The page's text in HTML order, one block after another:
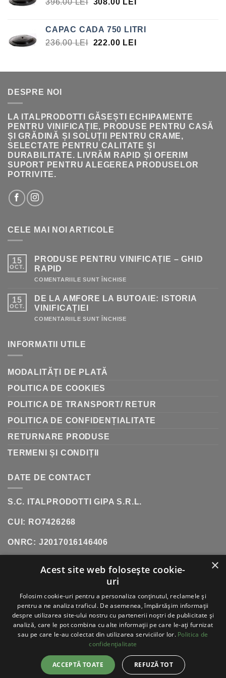
396.00LEI
FOST:
396.00 LEI.
308.00 LEI
308.00 LEI.
CAPAC CADA 750 LITRI
236.00LEI PREȚUL
FOST:
222.00 LEI PREȚUL
222.00 LEI.
DESPRE NOI
LA ITALPRODOTTI GĂSEȘTI ECHIPAMENTE
PENTRU VINIFICAȚIE, PRODUSE PENTRU CASĂ
ȘI GRĂDINĂ ȘI SOLUȚII PENTRU CRAME,
SELECTATE PENTRU CALITATE ȘI
DURABILITATE. LIVRĂM RAPID ȘI OFERIM
SUPORT PENTRU ALEGEREA PRODUSELOR
POTRIVITE.
CELE MAI NOI ARTICOLE
15
OCT.
PRODUSE PENTRU VINIFICAȚIE – GHID
RAPID
COMENTARIILE SUNT ÎNCHISE
VINIFICAȚIE
15
OCT.
DE LA AMFORE LA BUTOAIE: ISTORIA
VINIFICAȚIEI
COMENTARIILE SUNT ÎNCHISE
INFORMATII UTILE
MODALITĂȚI DE PLATĂ
POLITICA DE COOKIES
POLITICA DE TRANSPORT/ RETUR
POLITICA DE CONFIDENȚIALITATE
RETURNARE PRODUSE
TERMENI ȘI CONDIȚII
DATE DE CONTACT
S.C. ITALPRODOTTI GIPA S.R.L.
CUI: RO7426268
ONRC: J2017016146406
SOS. OLTENITEI, NR. 181, POPESTI-
LEORDENI (INCINTA DANUBIANA)
TELEFON: 0771 618 242
VISA PAYPALSTRIPEMASTERCARD
CASH
ITALPRODOTTI - COPYRIGHT 2026 ©TOATE
DREPTURILE REZERVATE
×
Acest site web folosește cookie-
uri
Folosim cookie-uri pentru a personaliza conținutul, reclamele și
pentru a ne analiza traficul. De asemenea, împărtășim informații
despre utilizarea site-ului nostru cu partenerii noștri de publicitate și
analiză, care le pot combina cu alte informații pe care le-ați furnizat
sau pe care le-au colectat din utilizarea serviciilor lor. Politica de
confidențialitate
ACCEPTĂ TOATE REFUZĂ TOT